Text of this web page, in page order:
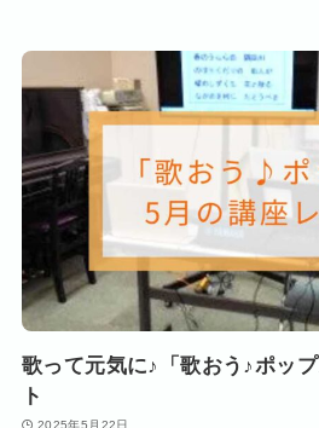
歌って元気に♪「歌おう♪ポッ
ト
2025年5月22日